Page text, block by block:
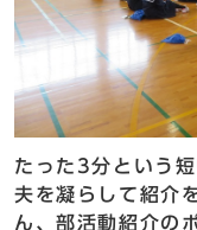
たった3分という
夫を凝らして紹介
ん、部活動紹介の